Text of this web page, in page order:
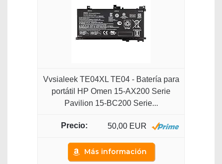
Vvsialeek TE04XL TE04 - Batería para
portátil HP Omen 15-AX200 Serie
Pavilion 15-BC200 Serie...
50,00 EUR
Más información